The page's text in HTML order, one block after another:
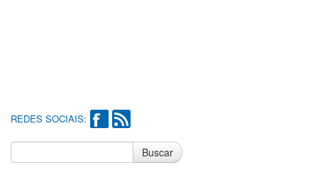
REDES SOCIAIS:
Buscar